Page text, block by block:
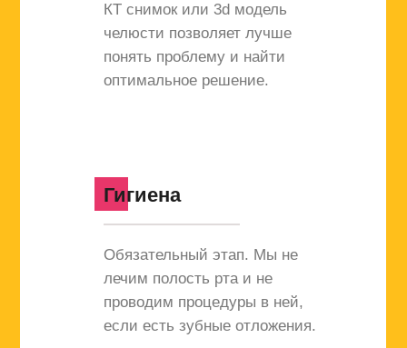
КТ снимок или 3d модель
челюсти позволяет лучше
понять проблему и найти
оптимальное решение.
Обязательный этап. Мы не
лечим полость рта и не
проводим процедуры в ней,
если есть зубные отложения.
Гигиена